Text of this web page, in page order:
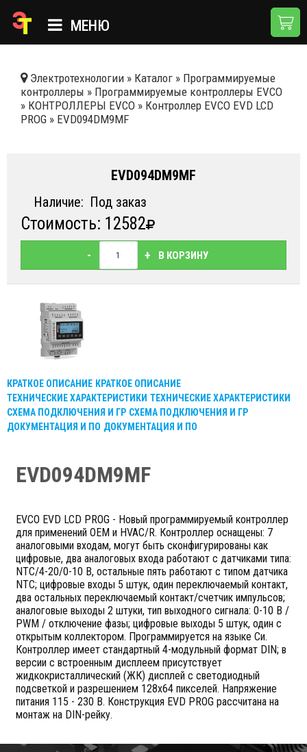
МЕНЮ
КАТАЛОГ
О КОМПАНИИ
ДОСТАВКА И ОПЛАТА
КОНТАКТЫ
Электротехнологии » Каталог » Программируемые
контроллеры » Программируемые контроллеры EVCO
» КОНТРОЛЛЕРЫ EVCO » Контроллер EVCO EVD LCD
PROG » EVD094DM9MF
EVD094DM9MF
Наличие: Под заказ
Стоимость: 12582
- + В КОРЗИНУ
КРАТКОЕ ОПИСАНИЕ КРАТКОЕ ОПИСАНИЕ
ТЕХНИЧЕСКИЕ ХАРАКТЕРИСТИКИ ТЕХНИЧЕСКИЕ ХАРАКТЕРИСТИКИ
СХЕМА ПОДКЛЮЧЕНИЯ И ГР СХЕМА ПОДКЛЮЧЕНИЯ И ГР
ДОКУМЕНТАЦИЯ И ПО ДОКУМЕНТАЦИЯ И ПО
EVD094DM9MF
EVCO EVD LCD PROG - Новый программируемый контроллер
для применений OEM и HVAC/R. Контроллер оснащены: 7
аналоговыми входам, могут быть сконфигурированы как
цифровые, два аналоговых входа работают с датчиками типа:
NTC/4-20/0-10 В, остальные пять работают с типом датчика
NTC; цифровые входы 5 штук, один переключаемый контакт,
два остальных переключаемый контакт/счетчик импульсов;
аналоговые выходы 2 штуки, тип выходного сигнала: 0-10 В /
PWM / отключение фазы; цифровые выходы 5 штук, один с
открытым коллектором. Программируется на языке Си.
Контроллер имеет стандартный 4-модульный формат DIN; в
версии с встроенным дисплеем присутствует
жидкокристаллический (ЖК) дисплей с светодиодный
подсветкой и разрешением 128x64 пикселей. Напряжение
питания 115 - 230 В. Конструкция EVD PROG рассчитана на
монтаж на DIN-рейку.